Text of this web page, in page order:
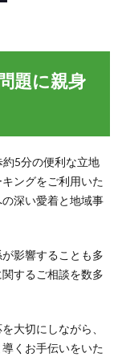
題に親身
5分の便利な立地
ングをご利用いた
深い愛着と地域事
影響することも多
するご相談を数多
大切にしながら、
くお手伝いをいた